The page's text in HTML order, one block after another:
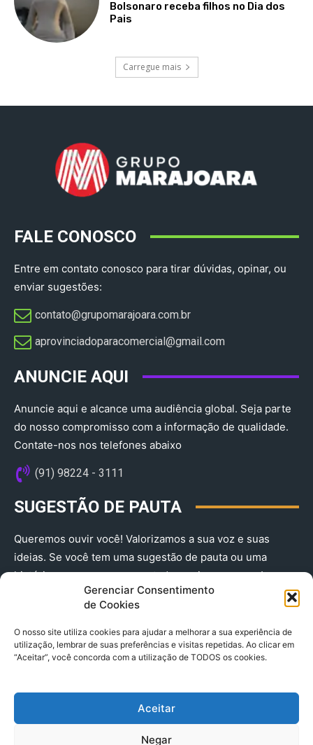
Gerenciar Consentimento
de Cookies
O nosso site utiliza cookies para ajudar a melhorar a sua experiência de
utilização, lembrar de suas preferências e visitas repetidas. Ao clicar em
“Aceitar”, você concorda com a utilização de TODOS os cookies.
Aceitar
Negar
Bolsonaro receba filhos no Dia dos
Pais
Carregue mais
FALE CONOSCO
Entre em contato conosco para tirar dúvidas, opinar, ou
enviar sugestões:
contato@grupomarajoara.com.br
aprovinciadoparacomercial@gmail.com​
ANUNCIE AQUI
Anuncie aqui e alcance uma audiência global. Seja parte
do nosso compromisso com a informação de qualidade.
Contate-nos nos telefones abaixo
(91) 98224 - 3111
SUGESTÃO DE PAUTA
Queremos ouvir você! Valorizamos a sua voz e suas
ideias. Se você tem uma sugestão de pauta ou uma
história que merece ser contada, envie-nos agora!
(91) 98224 - 3111
© 2025 A Província do Pará CNPJ: 04.901.141/0001-36 End .
Trav. Quintino Bocaiuva 2301, Ed. Rogério Fernandez – Sala